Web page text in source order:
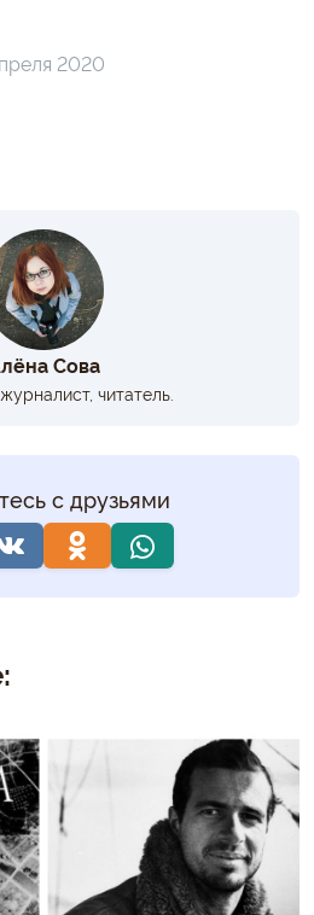
2020
Сова
читатель.
с друзьями